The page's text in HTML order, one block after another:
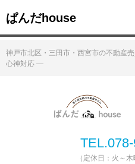
ぱんだhouse
神戸市北区・三田市・西宮市の不動
心神対応 ―
（定休日：火～